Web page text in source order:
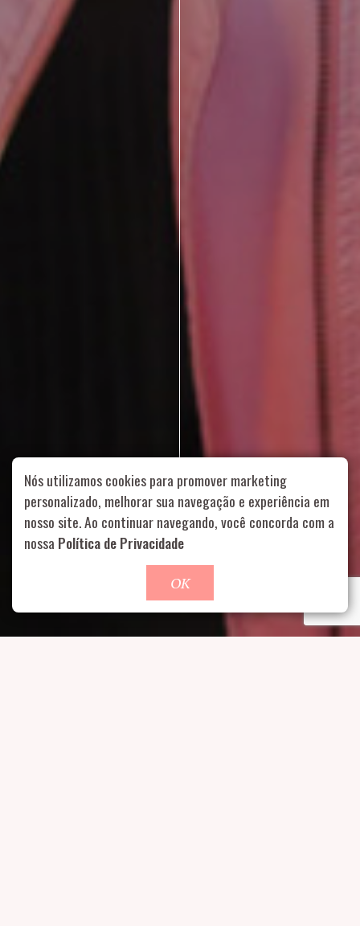
Rua Aurélia, 1714 – Vila Romana, São Paulo – SP | 55 11
99178-5848 | contato@nucleofood.com
Role para continar
Nós utilizamos cookies para promover marketing
personalizado, melhorar sua navegação e experiência em
nosso site. Ao continuar navegando, você concorda com a
nossa Política de Privacidade
OK